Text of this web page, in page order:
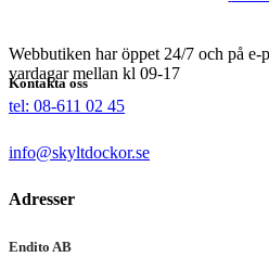
Webbutiken har öppet 24/7 och på e-
vardagar mellan kl 09-17
Kontakta oss
tel: 08-611 02 45
info@skyltdockor.se
Adresser
Endito AB